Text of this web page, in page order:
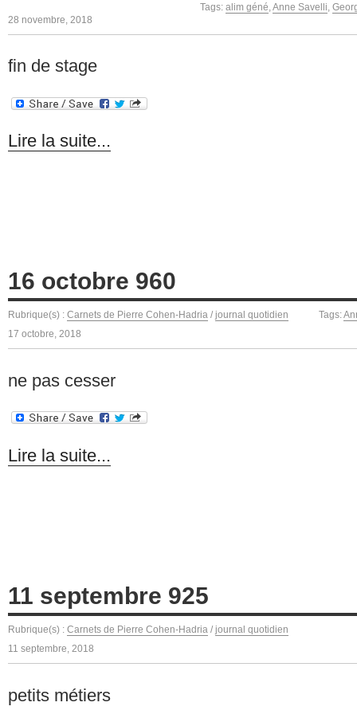
Tags: alim géné Anne Savelli
28 novembre, 2018
fin de stage
Lire la suite...
16 octobre 960
Rubrique(s) : Carnets de Pierre Cohen-Hadria / journal quotidien Tags:
17 octobre, 2018
ne pas cesser
Lire la suite...
11 septembre 925
Rubrique(s) : Carnets de Pierre Cohen-Hadria / journal quotidien
11 septembre, 2018
petits métiers